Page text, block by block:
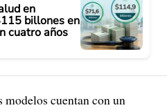
en
billones en
cuatro años
modelos cuentan con un